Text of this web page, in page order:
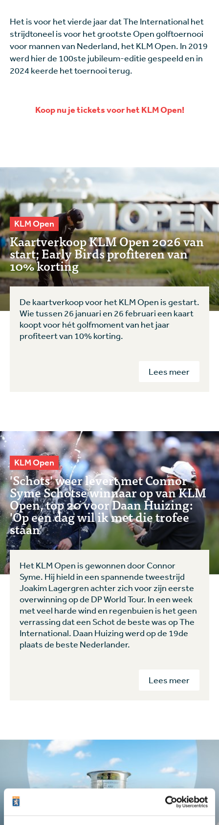
Het is voor het vierde jaar dat The International het
strijdtoneel is voor het grootste Open golftoernooi
voor mannen van Nederland, het KLM Open. In 2019
werd hier de 100ste jubileum-editie gespeeld en in
2024 keerde het toernooi terug.
Koop nu je tickets voor het KLM Open!
KLM Open
Kaartverkoop KLM Open 2026 van
start; Early Birds profiteren van
10% korting
De kaartverkoop voor het KLM Open is gestart.
Wie tussen 26 januari en 26 februari een kaart
koopt voor hét golfmoment van het jaar
profiteert van 10% korting.
Lees meer
KLM Open
'Schots' weer levert met Connor
Syme Schotse winnaar op van KLM
Open, top 20 voor Daan Huizing:
'Op een dag wil ik met die trofee
staan'
Het KLM Open is gewonnen door Connor
Syme. Hij hield in een spannende tweestrijd
Joakim Lagergren achter zich voor zijn eerste
overwinning op de DP World Tour. In een week
met veel harde wind en regenbuien is het geen
verrassing dat een Schot de beste was op The
International. Daan Huizing werd op de 19de
plaats de beste Nederlander.
Lees meer
KLM Open
Dit is het KLM Open in cijfers: van